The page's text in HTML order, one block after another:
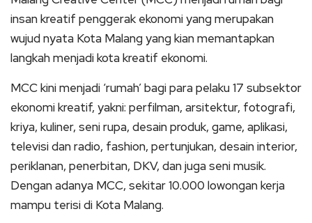
insan kreatif penggerak ekonomi yang merupakan
wujud nyata Kota Malang yang kian memantapkan
langkah menjadi kota kreatif ekonomi.
MCC kini menjadi ‘rumah’ bagi para pelaku 17 subsektor
ekonomi kreatif, yakni: perfilman, arsitektur, fotografi,
kriya, kuliner, seni rupa, desain produk, game, aplikasi,
televisi dan radio, fashion, pertunjukan, desain interior,
periklanan, penerbitan, DKV, dan juga seni musik.
Dengan adanya MCC, sekitar 10.000 lowongan kerja
mampu terisi di Kota Malang.